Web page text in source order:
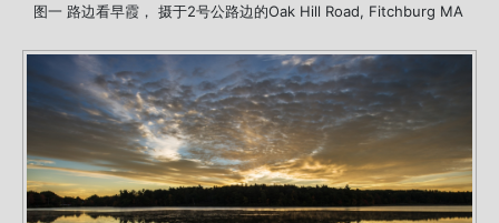
图一 路边看早霞， 摄于2号公路边的Oak Hill Road, Fitchburg MA